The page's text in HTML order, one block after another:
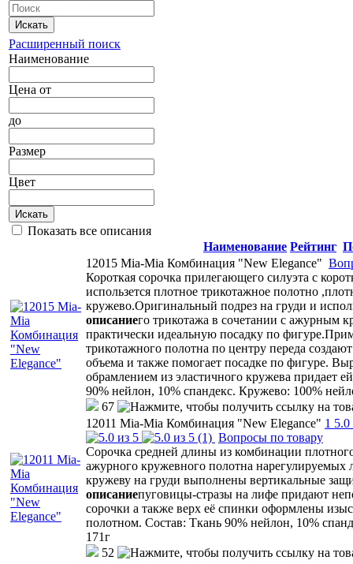
Искать
Расширенный поиск
Наименование
Цена от
до
Размер
Цвет
Искать
Показать все описания
Наименование Рейтинг
12015 Mia-Mia Комбинация "New Elegance"
Короткая сорочка прилегающего силуэта с
использется плотное трикотажное полотно
кружево.Оригинальный подрез на груди и
описаниего трикотажа в сочетании с ажурным
практически идеальную посадку по
трикотажного полотна по центру переда
объема и также помогает посадке по фигуре.
обрамлением из эластичного кружева придает
90% нейлон, 10% спандекс. Кружево: 100%
67
12011 Mia-Mia Комбинация "New Elegance" 1 5.0
(1) Вопросы по товару
Сорочка средней длины из комбинации
ажурного кружевного полотна
кружеву на груди выполнены вертикальные
описаниепуговицы-стразы на лифе придают
сорочки а также верх её спинки оформлены
полотном. Состав: Ткань 90% нейлон, 10%
171г
52